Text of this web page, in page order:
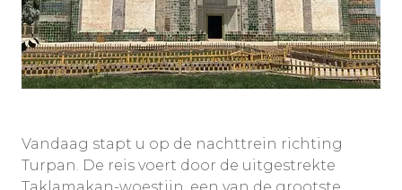
Vandaag stapt u op de nachttrein richting
Turpan. De reis voert door de uitgestrekte
Taklamakan-woestijn, een van de grootste